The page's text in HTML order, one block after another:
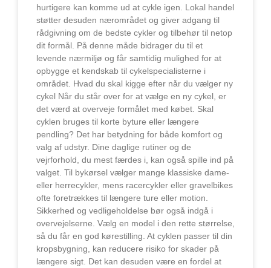
hurtigere kan komme ud at cykle igen. Lokal handel
støtter desuden nærområdet og giver adgang til
rådgivning om de bedste cykler og tilbehør til netop
dit formål. På denne måde bidrager du til et
levende nærmiljø og får samtidig mulighed for at
opbygge et kendskab til cykelspecialisterne i
området. Hvad du skal kigge efter når du vælger ny
cykel Når du står over for at vælge en ny cykel, er
det værd at overveje formålet med købet. Skal
cyklen bruges til korte byture eller længere
pendling? Det har betydning for både komfort og
valg af udstyr. Dine daglige rutiner og de
vejrforhold, du mest færdes i, kan også spille ind på
valget. Til bykørsel vælger mange klassiske dame-
eller herrecykler, mens racercykler eller gravelbikes
ofte foretrækkes til længere ture eller motion.
Sikkerhed og vedligeholdelse bør også indgå i
overvejelserne. Vælg en model i den rette størrelse,
så du får en god kørestilling. At cyklen passer til din
kropsbygning, kan reducere risiko for skader på
længere sigt. Det kan desuden være en fordel at